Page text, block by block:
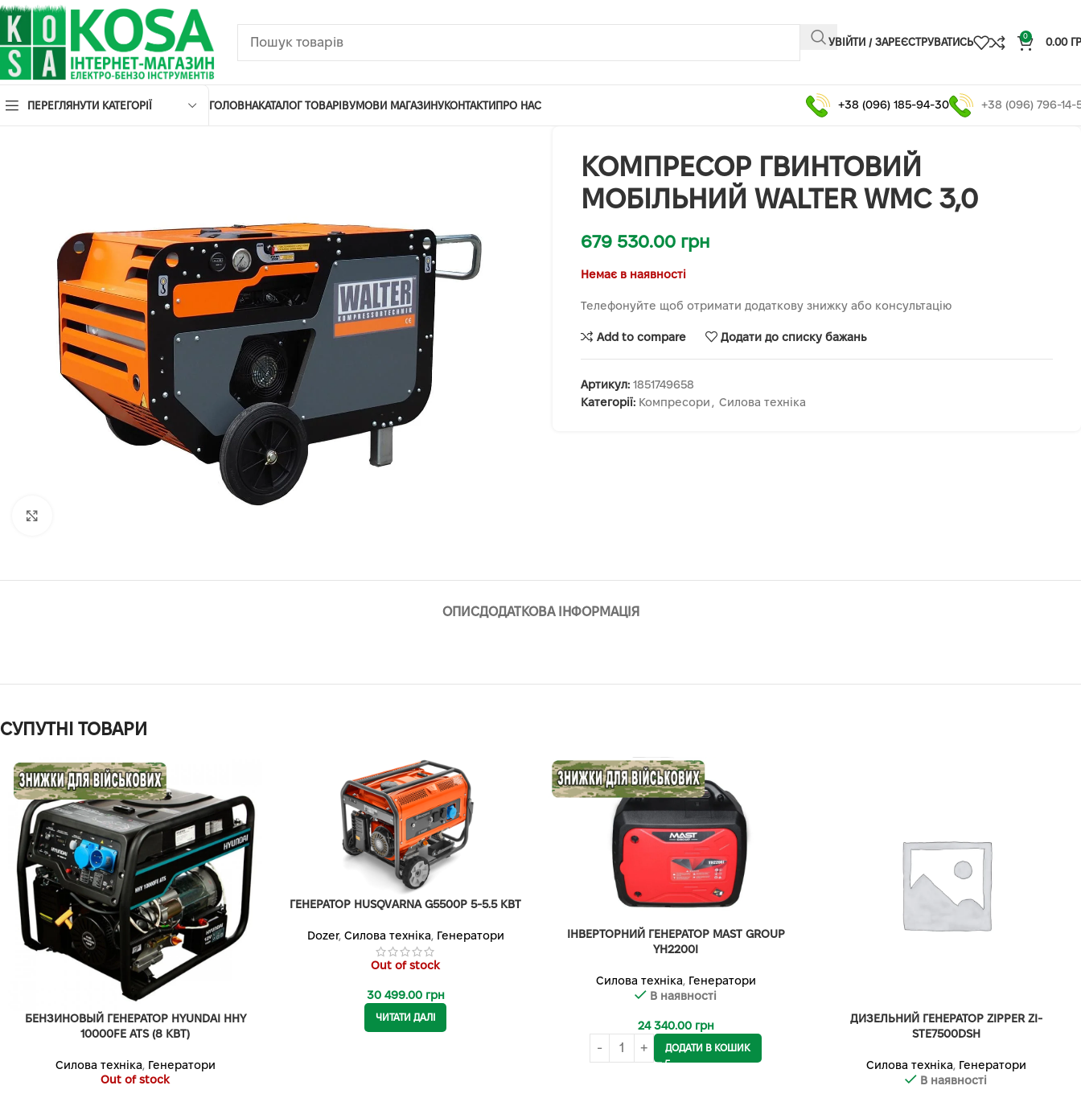
УВІЙТИ / ЗАРЕЄСТРУВАТИСЬ
0
0.00
ПЕРЕГЛЯНУТИ КАТЕГОРІЇ ГОЛОВНАКАТАЛОГ ТОВАРІВУМОВИ МАГАЗИНУКОНТАКТИПРО НАС +38 (096) 185-94-30 +38 (096) 796-14-
КОМПРЕСОР ГВИНТОВИЙ
МОБІЛЬНИЙ WALTER WMC 3,0
679 530.00 грн
Немає в наявності
Телефонуйте щоб отримати додаткову знижку або консультацію
Add to compare Додати до списку бажань
Артикул: 1851749658
Категорії: Компресори , Силова техніка
ОПИСДОДАТКОВА ІНФОРМАЦІЯ
СУПУТНІ ТОВАРИ
БЕНЗИНОВЫЙ ГЕНЕРАТОР HYUNDAI HHY
10000FE ATS (8 КВТ)
Силова техніка, Генератори
Out of stock
ГЕНЕРАТОР HUSQVARNA G5500P 5-5.5 КВТ
Dozer, Силова техніка, Генератори
Out of stock
30 499.00 грн
ЧИТАТИ ДАЛІ
ІНВЕРТОРНИЙ ГЕНЕРАТОР MAST GROUP
YH2200I
Силова техніка, Генератори
В наявності
24 340.00 грн
ДОДАТИ В КОШИК
ДИЗЕЛЬНИЙ ГЕНЕРАТОР ZIPPER ZI-
STE7500DSH
Силова техніка, Генератори
В наявності